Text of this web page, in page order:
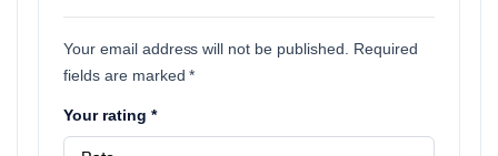
Your email address will not be published.
Required
fields are marked*
Your rating *